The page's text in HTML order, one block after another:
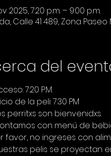
2025, 7:20 p.m. – 9:00 p.m.
Calle 41 489, Zona
del
7:20 P.M.
de la peli: 7:30 PM
perritxs son bienvenidxs.
con menú de
favor, no ingreses con
pelis se proyectan